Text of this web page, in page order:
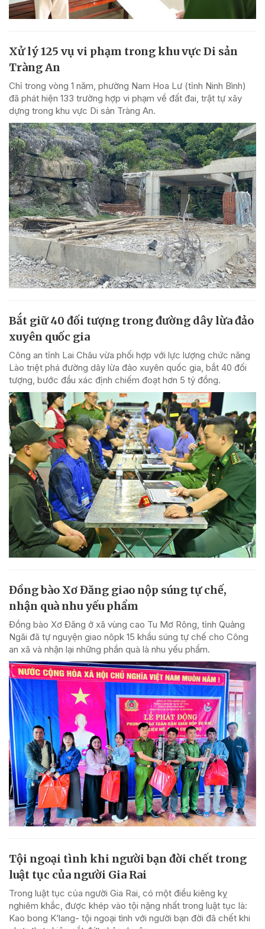
Xử lý 125 vụ vi phạm trong khu vực Di sản
Tràng An
Chỉ trong vòng 1 năm, phường Nam Hoa Lư (tỉnh Ninh Bình)
đã phát hiện 133 trường hợp vi phạm về đất đai, trật tự xây
dựng trong khu vực Di sản Tràng An.
Bắt giữ 40 đối tượng trong đường dây lừa đảo
xuyên quốc gia
Công an tỉnh Lai Châu vừa phối hợp với lực lượng chức năng
Lào triệt phá đường dây lừa đảo xuyên quốc gia, bắt 40 đối
tượng, bước đầu xác định chiếm đoạt hơn 5 tỷ đồng.
Đồng bào Xơ Đăng giao nộp súng tự chế,
nhận quà nhu yếu phẩm
Đồng bào Xơ Đăng ở xã vùng cao Tu Mơ Rông, tỉnh Quảng
Ngãi đã tự nguyện giao nôpk 15 khẩu súng tự chế cho Công
an xã và nhận lại những phần quà là nhu yếu phẩm.
Tội ngoại tình khi người bạn đời chết trong
luật tục của người Gia Rai
Trong luật tục của người Gia Rai, có một điều kiêng kỵ
nghiêm khắc, được khép vào tội nặng nhất trong luật tục là:
Kao bong K’lang- tội ngoại tình với người bạn đời đã chết khi